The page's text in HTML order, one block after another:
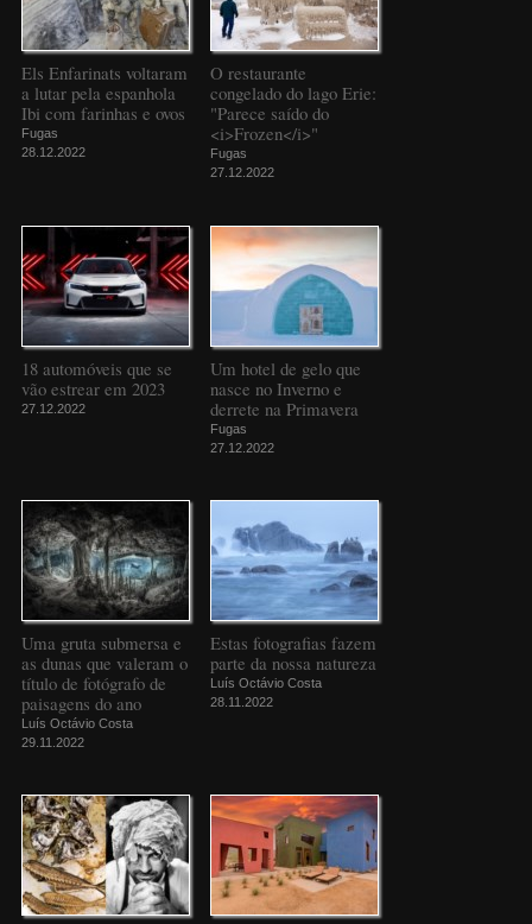
Els Enfarinats voltaram
a lutar pela espanhola
Ibi com farinhas e ovos
Fugas
28.12.2022
O restaurante
congelado do lago Erie:
"Parece saído do
<i>Frozen</i>"
Fugas
27.12.2022
18 automóveis que se
vão estrear em 2023
27.12.2022
Um hotel de gelo que
nasce no Inverno e
derrete na Primavera
Fugas
27.12.2022
Uma gruta submersa e
as dunas que valeram o
título de fotógrafo de
paisagens do ano
Luís Octávio Costa
29.11.2022
Estas fotografias fazem
parte da nossa natureza
Luís Octávio Costa
28.11.2022